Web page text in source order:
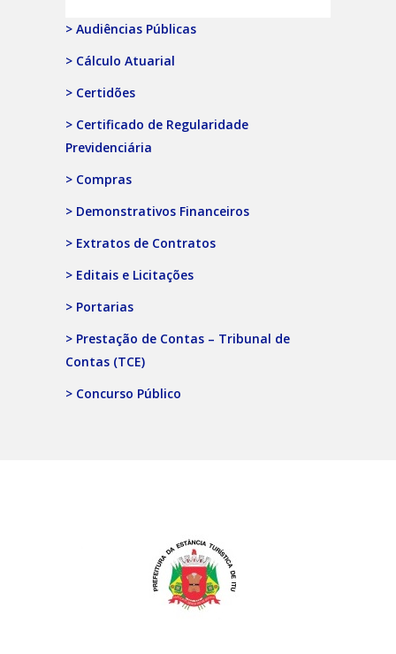
> Audiências Públicas
> Cálculo Atuarial
> Certidões
> Certificado de Regularidade
Previdenciária
> Compras
> Demonstrativos Financeiros
> Extratos de Contratos
> Editais e Licitações
> Portarias
> Prestação de Contas – Tribunal de
Contas (TCE)
> Concurso Público